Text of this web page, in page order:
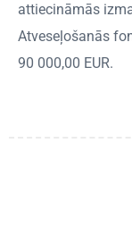
attiecināmās
Atveseļošanās
90 000,00 EUR.